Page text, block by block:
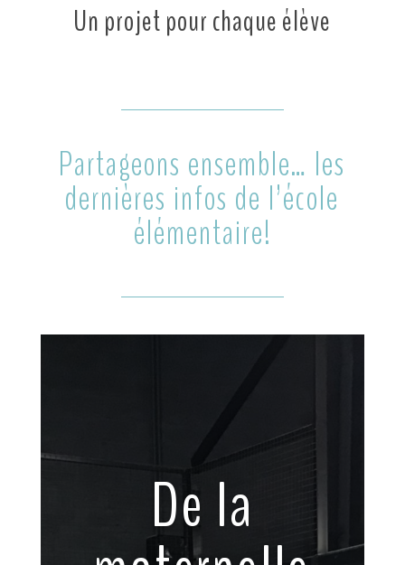
Un projet pour chaque élève
Partageons ensemble… les
dernières infos de l’école
élémentaire!
De la